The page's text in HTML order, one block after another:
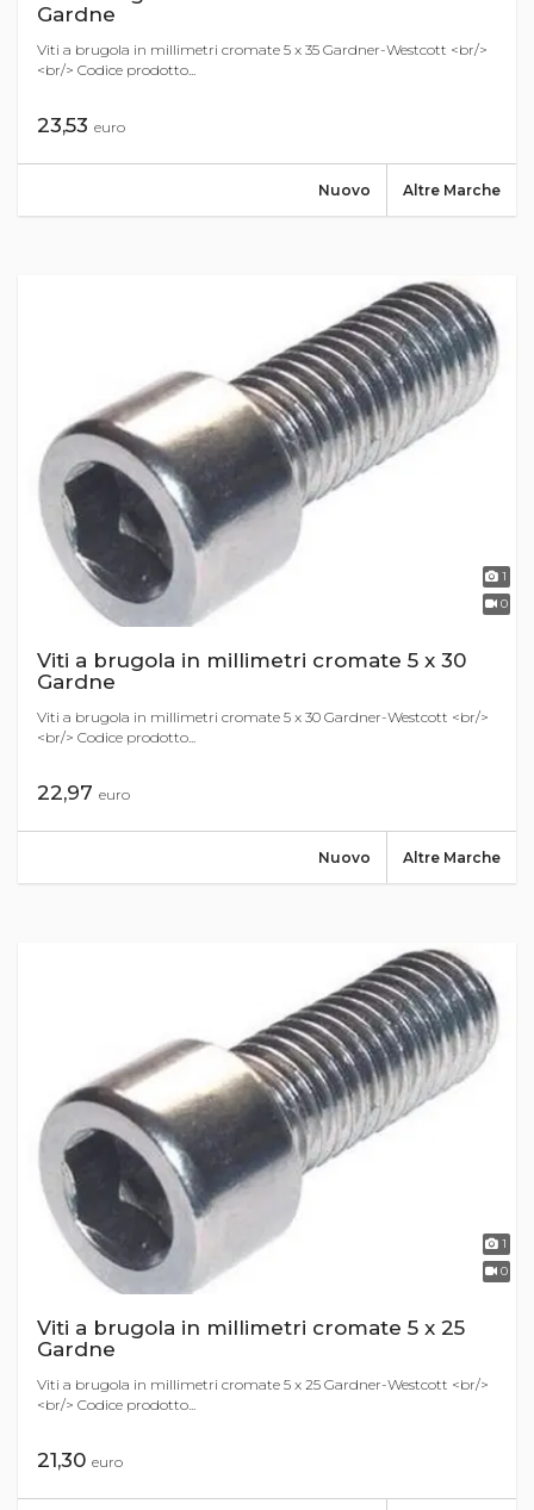
Gardne
Viti a brugola in millimetri cromate 5 x 35 Gardner-Westcott <br/>
<br/> Codice prodotto...
23,53 euro
Altre Marche
Nuovo
1
0
Viti a brugola in millimetri cromate 5 x 30
Gardne
Viti a brugola in millimetri cromate 5 x 30 Gardner-Westcott <br/>
<br/> Codice prodotto...
22,97 euro
Altre Marche
Nuovo
1
0
Viti a brugola in millimetri cromate 5 x 25
Gardne
Viti a brugola in millimetri cromate 5 x 25 Gardner-Westcott <br/>
<br/> Codice prodotto...
21,30 euro